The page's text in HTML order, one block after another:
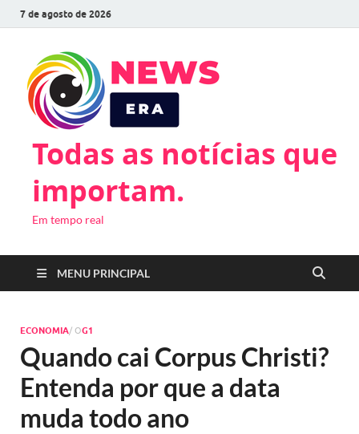
7 de agosto de 2026
Todas as notícias que
importam.
Em tempo real
MENU PRINCIPAL
ECONOMIA/ OG1
Quando cai Corpus Christi?
Entenda por que a data
muda todo ano